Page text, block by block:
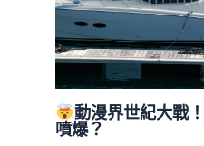
動漫界世紀大戰
噴爆？